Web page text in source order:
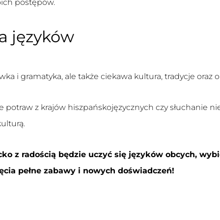
postępów.
języków
i gramatyka, ale także ciekawa kultura, tradycje oraz
z krajów hiszpańskojęzycznych czy słuchanie
z radością będzie uczyć się języków obcych,
pełne zabawy i nowych doświadczeń!